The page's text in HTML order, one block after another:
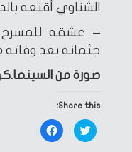
الشناوي أقنعه
– عشقه للمسرح
جثمانه بعد
صورة من
Share this:
Click
to
share
Click
to